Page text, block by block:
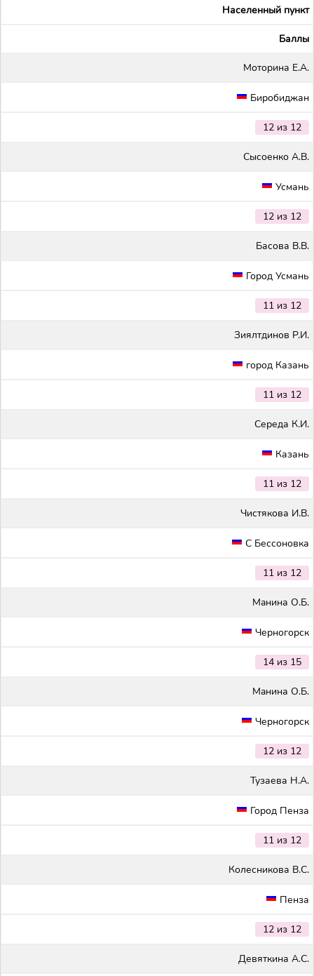
Населенный пункт
Баллы
Моторина Е.А.
Биробиджан
12 из 12
Сысоенко А.В.
Усмань
12 из 12
Басова В.В.
Город Усмань
11 из 12
Зиялтдинов Р.И.
город Казань
11 из 12
Середа К.И.
Казань
11 из 12
Чистякова И.В.
С Бессоновка
11 из 12
Maнина О.Б.
Черногорск
14 из 15
Maнина О.Б.
Черногорск
12 из 12
Тузаева Н.А.
Город Пенза
11 из 12
Колесникова В.С.
Пенза
12 из 12
Девяткина А.С.